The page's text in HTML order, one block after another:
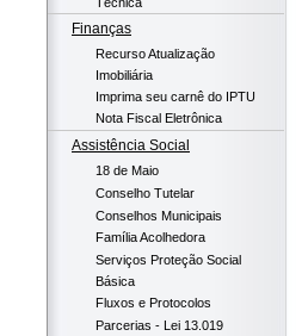
Finanças
Recurso Atualização
Imobiliária
Imprima seu carnê do IPTU
Nota Fiscal Eletrônica
Assistência Social
18 de Maio
Conselho Tutelar
Conselhos Municipais
Família Acolhedora
Serviços Proteção Social
Básica
Fluxos e Protocolos
Parcerias - Lei 13.019